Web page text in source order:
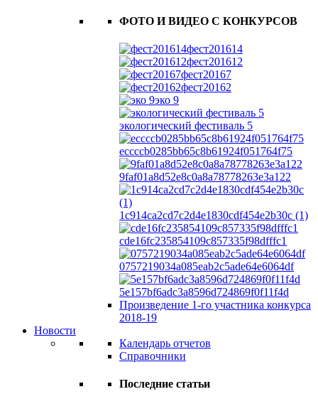
ФОТО И ВИДЕО С КОНКУРСОВ
фест201614
фест201612
фест20167
фест20162
эко 9
экологический фестиваль 5
eccccb0285bb65c8b61924f051764f75
9faf01a8d52e8c0a8a78778263e3a122
1c914ca2cd7c2d4e1830cdf454e2b30c (1)
cde16fc235854109c857335f98dfffc1
0757219034a085eab2c5ade64e6064df
5e157bf6adc3a8596d724869f0f11f4d
Произведение 1-го участника конкурса
2018-19
Новости
Календарь отчетов
Справочники
Последние статьи